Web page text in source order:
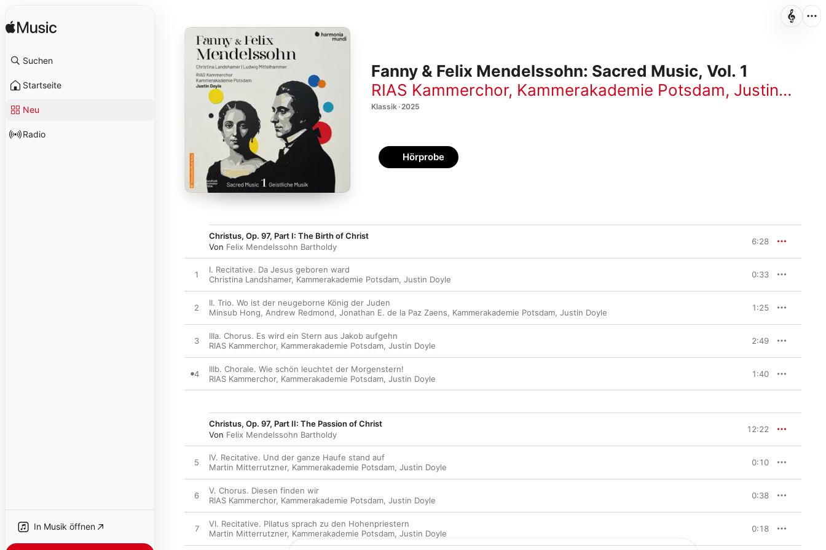
Suchen
Startseite
Neu
Radio
In Musik öffnen
Fanny & Felix Mendelssohn: Sacred Music, Vol. 1
RIAS Kammerchor, Kammerakademie Potsdam, Justin Doyle
Klassik · 2025
Hörprobe
Christus, Op. 97, Part I: The Birth of Christ
Von Felix Mendelssohn Bartholdy
6:28
1
I. Recitative. Da Jesus geboren ward
Christina Landshamer, Kammerakademie Potsdam, Justin Doyle 0:33
2
II. Trio. Wo ist der neugeborne König der Juden
Minsub Hong, Andrew Redmond, Jonathan E. de la Paz Zaens, Kammerakademie Potsdam, Justin Doyle 1:25
3
IIIa. Chorus. Es wird ein Stern aus Jakob aufgehn
RIAS Kammerchor, Kammerakademie Potsdam, Justin Doyle 2:49
4
IIIb. Chorale. Wie schön leuchtet der Morgenstern!
RIAS Kammerchor, Kammerakademie Potsdam, Justin Doyle 1:40
Christus, Op. 97, Part II: The Passion of Christ
Von Felix Mendelssohn Bartholdy
12:22
5
IV. Recitative. Und der ganze Haufe stand auf
Martin Mitterrutzner, Kammerakademie Potsdam, Justin Doyle 0:10
6
V. Chorus. Diesen finden wir
RIAS Kammerchor, Kammerakademie Potsdam, Justin Doyle 0:38
7
VI. Recitative. Pilatus sprach zu den Hohenpriestern
Martin Mitterrutzner, Kammerakademie Potsdam, Justin Doyle 0:18